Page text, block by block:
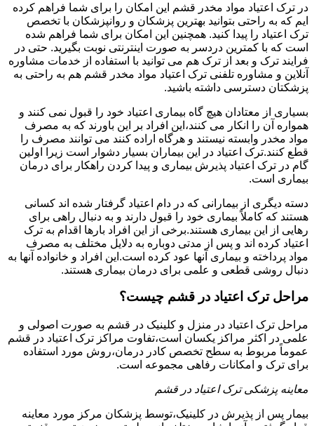
در ترک اعتیاد مواد مخدر قشم این امکان را برای شما فراهم کرده
ایم که به راحتی بتوانید بهترین پزشکان و روانپزشکان با تخصص
ترک اعتیاد را پیدا کنید. همچنین این امکان برای شما فراهم شده
است که با کمترین دردسر به صورت اینترنتی نوبت بگیرید. حتی در
فرایند ترک و بعد از ترک هم می توانید با استفاده از خدمات مشاوره
آنلاین و مشاوره تلفنی ترک اعتیاد مواد مخدر قشم هم به راحتی به
پزشکتان دسترسی داشته باشید.
بسیاری از معتادان هیچ گاه بیماری اعتیاد خود را قبول نمی کنند و
همواره آن را انکار می کنند،این افراد بر این باورند که به مصرف
مواد مخدر وابسته نیستند و هرگاه اراده کنند می توانند مصرف را
قطع کنند.ترک اعتیاد در این بیماران بسیار دشوار است زیرا اولین
گام در ترک اعتیاد پذیرش بیماری و پیدا کردن راهکار برای درمان
بیماری است.
دسته دیگری از بیمارانی که در دام اعتیاد گرفتار شده اند کسانی
هستند که کاملاً بیماری خود را قبول دارند و به دنبال راهی برای
رهایی از این بیماری هستند.برخی از این افراد بارها اقدام به ترک
اعتیاد کرده اند و پس از مدتی دوباره به دلایل مختلف به مصرف
مواد پرداخته و بیماری آنها عود کرده است.این افراد و خانواده آنها به
دنبال روشی قطعی و علمی برای درمان بیماری هستند.
مراحل ترک اعتیاد در قشم چیست؟
مراحل ترک اعتیاد در منزل و کلینیک در قشم به صورت اصولی و
علمی در اکثر مراکز یکسان است،تفاوت مراکز ترک اعتیاد در قشم
عموماً مربوط به سطح تخصص کادر درمان،روش مورد استفاده
برای ترک و امکانات رفاهی مجموعه است.
معاینه پزشکی ترک اعتیاد در قشم
بیمار پس از پذیرش در کلینیک،توسط پزشکان مرکز مورد معاینه